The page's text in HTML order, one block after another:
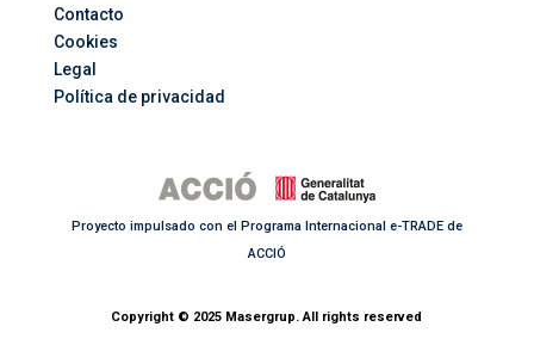
Contacto
Cookies
Legal
Política de privacidad
Proyecto impulsado con el Programa Internacional e-TRADE de
ACCIÓ
Copyright © 2025 Masergrup. All rights reserved